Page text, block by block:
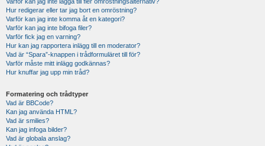
Hur redigerar eller tar jag bort en omröstning?
Varför kan jag inte komma åt en kategori?
Varför kan jag inte bifoga filer?
Varför fick jag en varning?
Hur kan jag rapportera inlägg till en moderator?
Vad är “Spara”-knappen i trådformuläret till för?
Varför måste mitt inlägg godkännas?
Hur knuffar jag upp min tråd?
Formatering och trådtyper
Vad är BBCode?
Kan jag använda HTML?
Vad är smilies?
Kan jag infoga bilder?
Vad är globala anslag?